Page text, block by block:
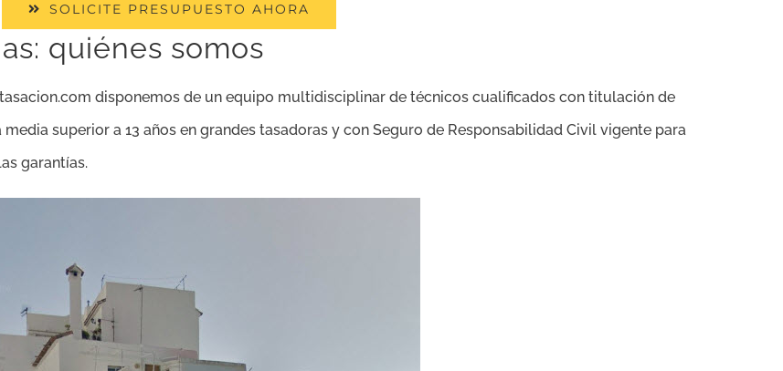
SOLICITE PRESUPUESTO AHORA
quiénes somos
disponemos de un equipo multidisciplinar de técnicos cualificados con titulación de
superior a 13 años en grandes tasadoras y con Seguro de Responsabilidad Civil vigente para
garantías.